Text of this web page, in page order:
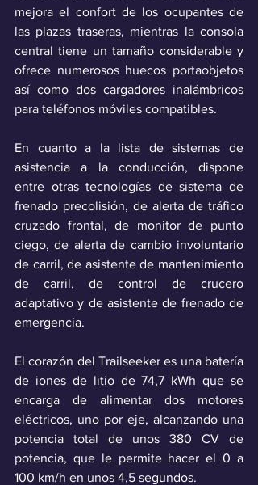
mejora el confort de los ocupantes de
las plazas traseras, mientras la consola
central tiene un tamaño considerable y
ofrece numerosos huecos portaobjetos
así como dos cargadores inalámbricos
para teléfonos móviles compatibles.
En cuanto a la lista de sistemas de
asistencia a la conducción, dispone
entre otras tecnologías de sistema de
frenado precolisión, de alerta de tráfico
cruzado frontal, de monitor de punto
ciego, de alerta de cambio involuntario
de carril, de asistente de mantenimiento
de carril, de control de crucero
adaptativo y de asistente de frenado de
emergencia.
El corazón del Trailseeker es una batería
de iones de litio de 74,7 kWh que se
encarga de alimentar dos motores
eléctricos, uno por eje, alcanzando una
potencia total de unos 380 CV de
potencia, que le permite hacer el 0 a
100 km/h en unos 4,5 segundos.